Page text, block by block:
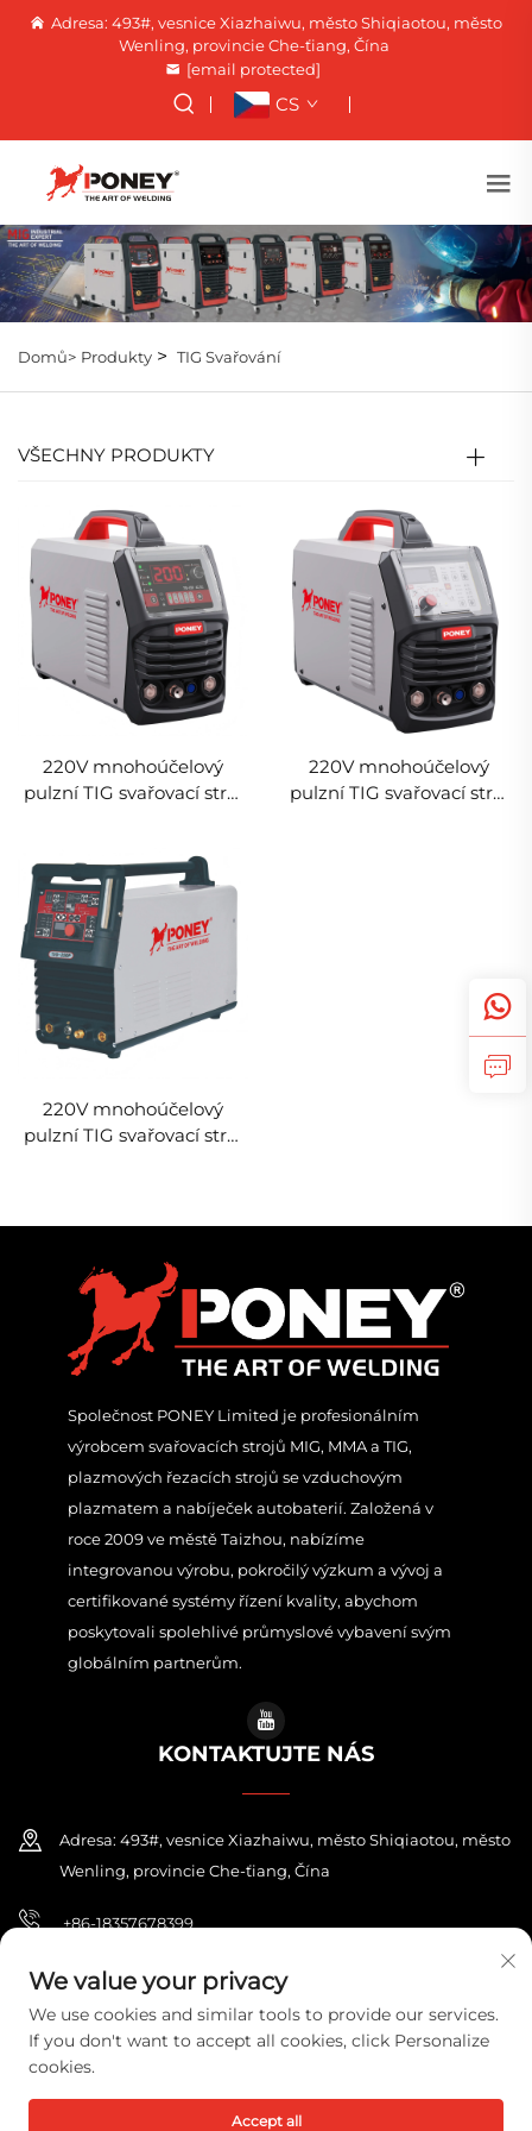
Adresa: 493#, vesnice Xiazhaiwu, město Shiqiaotou, město
Wenling, provincie Che-ťiang, Čína
[email protected]
CS
Domů> Produkty > TIG Svařování
VŠECHNY PRODUKTY
220V mnohoúčelový
pulzní TIG svařovací stroj
signálu, TIG svařovací
stroj
220V mnohoúčelový
pulzní TIG svařovací stroj
220V mnohoúčelový
pulzní TIG svařovací stroj
Společnost PONEY Limited je profesionálním
výrobcem svařovacích strojů MIG, MMA a TIG,
plazmových řezacích strojů se vzduchovým
plazmatem a nabíječek autobaterií. Založená v
roce 2009 ve městě Taizhou, nabízíme
integrovanou výrobu, pokročilý výzkum a vývoj a
certifikované systémy řízení kvality, abychom
poskytovali spolehlivé průmyslové vybavení svým
globálním partnerům.
KONTAKTUJTE NÁS
Adresa: 493#, vesnice Xiazhaiwu, město Shiqiaotou, město
Wenling, provincie Che-ťiang, Čína
+86-18357678399
[email protected]
Copyright © 2026 ZHEJIANG PONEY ELECTRIC CO.,LTD. Všechna
práva vyhrazena. Zásady ochrany soukromí
We value your privacy
We use cookies and similar tools to provide our services.
If you don't want to accept all cookies, click Personalize
cookies.
Accept all